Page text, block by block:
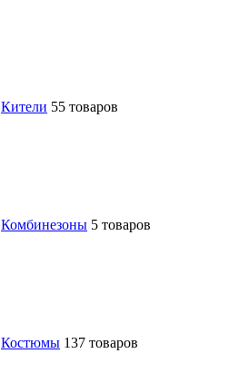
Кители 55 товаров
Комбинезоны 5 товаров
Костюмы 137 товаров